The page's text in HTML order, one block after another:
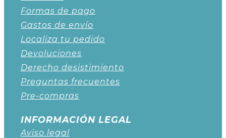
Formas de pago
Gastos de envío
Localiza tu pedido
Devoluciones
Derecho desistimiento
Preguntas frecuentes
Pre-compras
INFORMACIÓN LEGAL
Aviso legal